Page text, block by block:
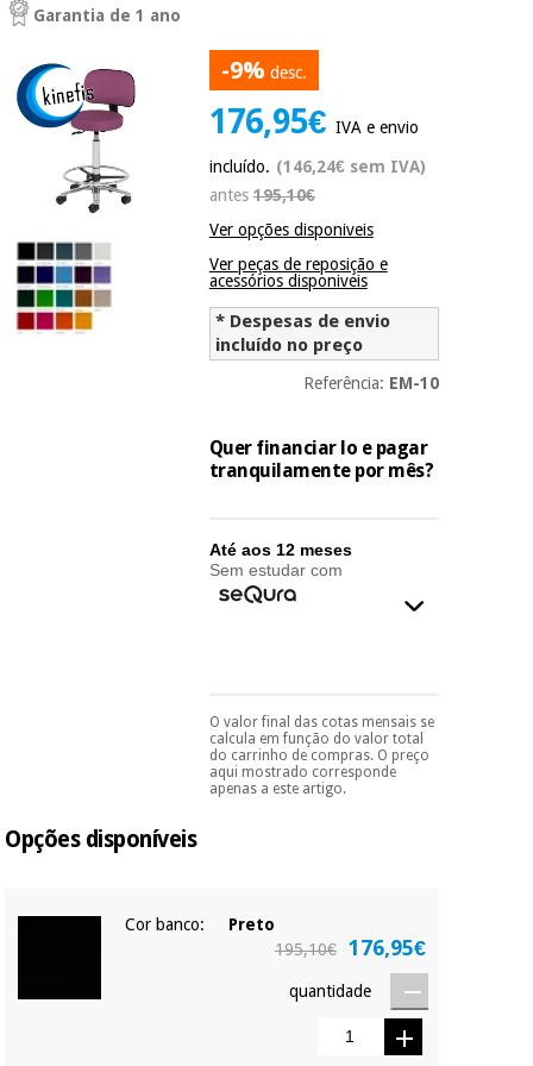
Novidades
Ofertas
Outlet
Fisaude
Tech
Academy
tradicional
chinesa
Mobiliário
terapêuticos
Material de
proteção
Instrumental
Novidades
Ofertas
Outlet
médico
sanitário
Medicina
tradicional
Mobiliário
clínico
Garantia de 1 ano
-9% desc.
176,95€ IVA e envio
incluído. (146,24€ sem IVA)
antes195,10€
Ver opções disponiveis
Ver peças de reposição e
acessórios disponiveis
* Despesas de envio
incluído no preço
Referência: EM-10
Quer financiar lo e pagar
tranquilamente por mês?
Até aos 12 meses
Sem estudar com
Pode escolhê-lo no final
do processo de compra,
ao escolher o método de
pagamento.Só
precisará do seu
É gratuito para si
porque a SeQura
colabora com a
Fisaude para que
O valor final das cotas mensais se
calcula em função do valor total
do carrinho de compras. O preço
aqui mostrado corresponde
apenas a este artigo.
Opções disponíveis
Cor banco:
Preto
195,10€
176,95€
quantidade